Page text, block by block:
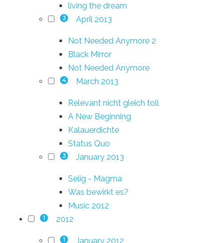
living the dream
3 April 2013
Not Needed Anymore 2
Black Mirror
Not Needed Anymore
4 March 2013
Relevant nicht gleich toll
A New Beginning
Kalauerdichte
Status Quo
3 January 2013
Selig - Magma
Was bewirkt es?
Music 2012
1 2012
1 January 2012